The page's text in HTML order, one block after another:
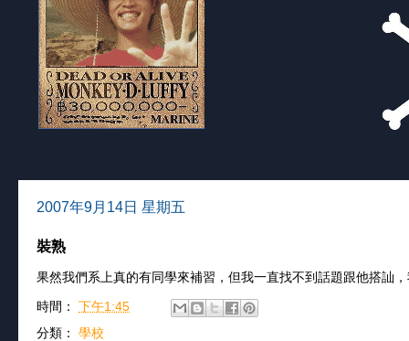
2007年9月14日 星期五
裝熟
果然我們系上真的有同學來補習，但我一直找不到話題跟他搭訕
時間： 下午1:45
分類： 學校